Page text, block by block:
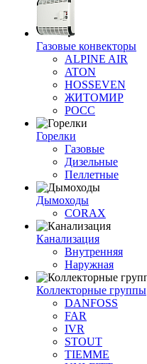
Газовые конвекторы
ALPINE AIR
ATON
HOSSEVEN
ЖИТОМИР
РОСС
Горелки
Газовые
Дизельные
Пеллетные
Дымоходы
CORAX
Канализация
Внутренняя
Наружная
Коллекторные группы
DANFOSS
FAR
IVR
STOUT
TIEMME